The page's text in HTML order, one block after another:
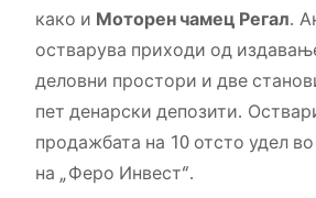
како и Моторен чамец Регал.
остварува приходи од
деловни простори и две
пет денарски депозити.
продажбата на 10 отсто удел
на „Феро Инвест“.